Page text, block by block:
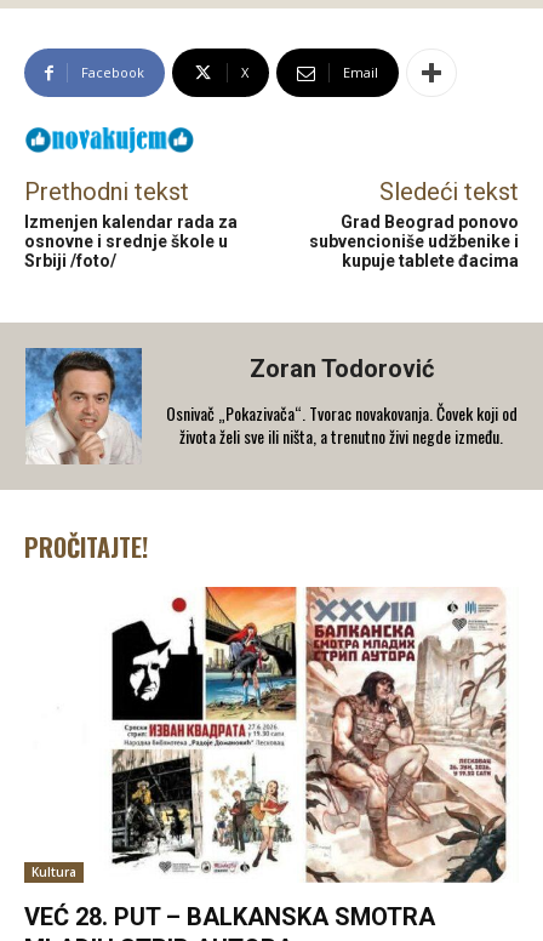
Facebook X Email
Prethodni tekst
Izmenjen kalendar rada za
osnovne i srednje škole u
Srbiji /foto/
Sledeći tekst
Grad Beograd ponovo
subvencioniše udžbenike i
kupuje tablete đacima
Zoran Todorović
Osnivač „Pokazivača“. Tvorac novakovanja. Čovek koji od
života želi sve ili ništa, a trenutno živi negde između.
PROČITAJTE!
Kultura
VEĆ 28. PUT – BALKANSKA SMOTRA